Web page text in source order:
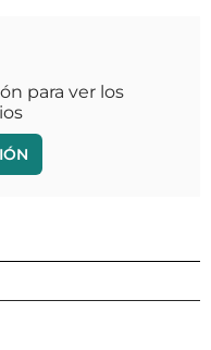
para ver los